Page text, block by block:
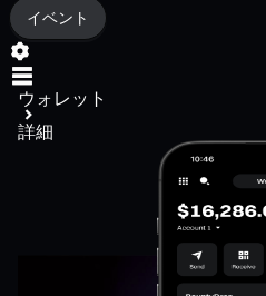
イベント
ウォレット
詳細